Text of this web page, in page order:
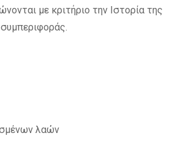
με κριτήριο την Ιστορία της
λαών